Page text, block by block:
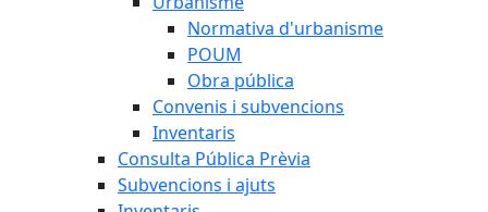
Normativa d'urbanisme
POUM
Obra pública
Convenis i subvencions
Inventaris
Consulta Pública Prèvia
Subvencions i ajuts